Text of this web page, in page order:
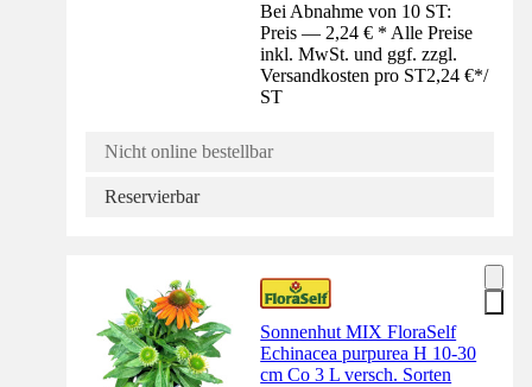
Bei Abnahme von 10 ST:
Preis — 2,24 € * Alle Preise
inkl. MwSt. und ggf. zzgl.
Versandkosten pro ST2,24 €*/
ST
Nicht online bestellbar
Reservierbar
Sonnenhut MIX FloraSelf
Echinacea purpurea H 10-30
cm Co 3 L versch. Sorten